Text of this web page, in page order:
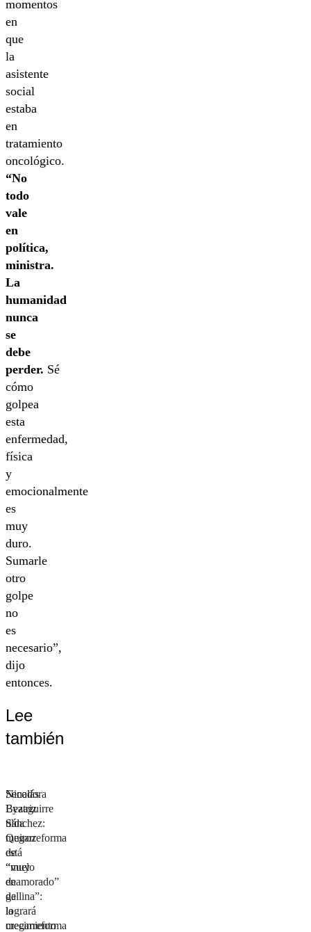
momentos
en
que
la
asistente
social
estaba
en
tratamiento
oncológico.
“No
todo
vale
en
política,
ministra.
La
humanidad
nunca
se
debe
perder. Sé
cómo
golpea
esta
enfermedad,
física
y
emocionalmente
es
muy
duro.
Sumarle
otro
golpe
no
es
necesario”,
dijo
entonces.
Lee
también
Nicolás
Eyzaguirre
tilda
megarreforma
de
“vuelo
de
gallina”:
logrará
crecimiento
Senadora
Beatriz
Sánchez:
Quiroz
está
“muy
enamorado”
de
la
megarreforma